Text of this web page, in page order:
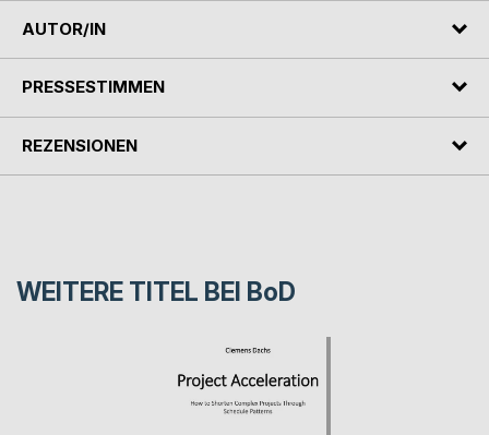
AUTOR/IN
PRESSESTIMMEN
REZENSIONEN
WEITERE TITEL BEI BoD